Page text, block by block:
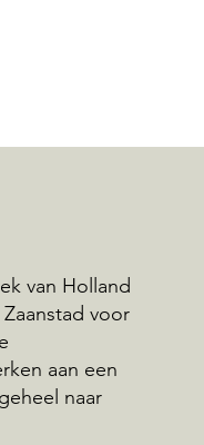
van Holland
voor
aan een
naar